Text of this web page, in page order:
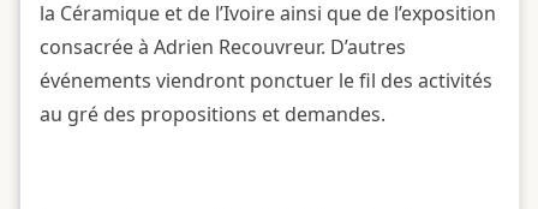
la Céramique et de l’Ivoire ainsi que de l’exposition
consacrée à Adrien Recouvreur. D’autres
événements viendront ponctuer le fil des activités
au gré des propositions et demandes.